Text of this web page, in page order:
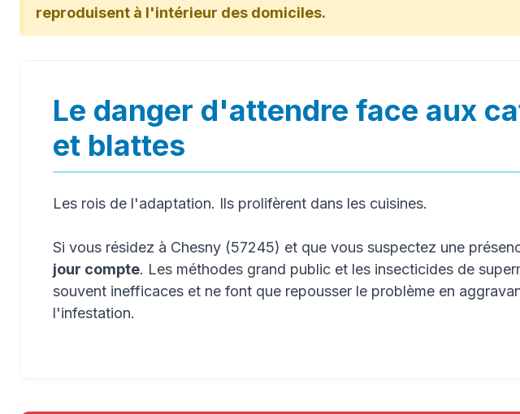
reproduisent à l'intérieur des domiciles.
Le danger d'attendre face aux
et blattes
Les rois de l'adaptation. Ils prolifèrent dans les cuisines.
Si vous résidez à Chesny (57245) et que vous suspectez une
jour compte. Les méthodes grand public et les insecticides de
souvent inefficaces et ne font que repousser le problème en
l'infestation.